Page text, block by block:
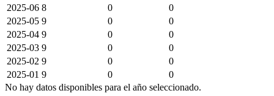
2025-06 8 0
0
2025-05 9 0
0
2025-04 9 0
0
2025-03 9 0
0
2025-02 9 0
0
2025-01 9 0
0
No hay datos disponibles para el año seleccionado.